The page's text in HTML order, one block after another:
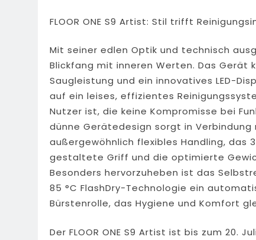
FLOOR ONE S9 Artist: Stil trifft
Mit seiner edlen Optik und technisch
Blickfang mit inneren Werten. Das
Saugleistung und ein innovatives LED-
auf ein leises, effizientes
Nutzer ist, die keine Kompromisse bei
dünne Gerätedesign sorgt in
außergewöhnlich flexibles Handling, das
gestaltete Griff und die optimierte
Besonders hervorzuheben ist das
85 °C FlashDry-Technologie ein
Bürstenrolle, das Hygiene und Komfort
Der FLOOR ONE S9 Artist ist bis zum 20.